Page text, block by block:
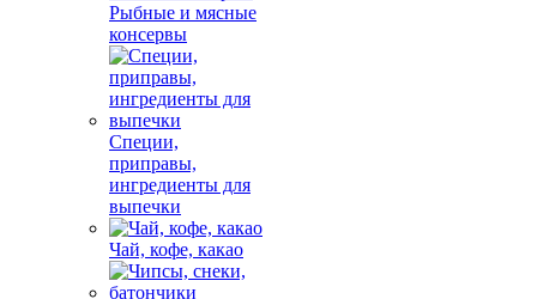
Рыбные и мясные
консервы
Специи,
приправы,
ингредиенты для
выпечки
Чай, кофе, какао